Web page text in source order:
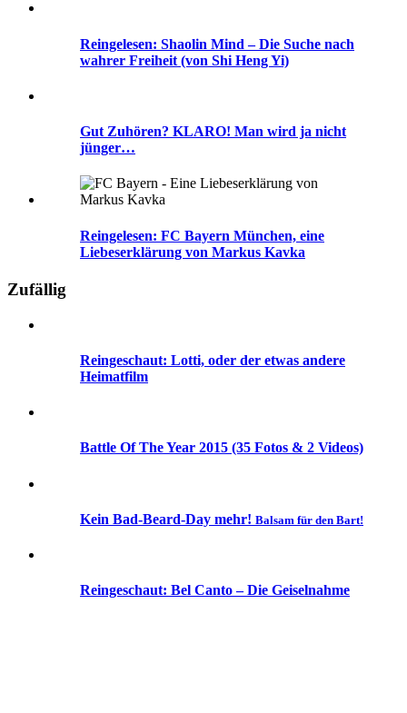
Reingelesen: Shaolin Mind – Die Suche nach
wahrer Freiheit (von Shi Heng Yi)
Gut Zuhören? KLARO! Man wird ja nicht
jünger…
Reingelesen: FC Bayern München, eine
Liebeserklärung von Markus Kavka
Zufällig
Reingeschaut: Lotti, oder der etwas andere
Heimatfilm
Battle Of The Year 2015 (35 Fotos & 2 Videos)
Kein Bad-Beard-Day mehr! Balsam für den Bart!
Reingeschaut: Bel Canto – Die Geiselnahme